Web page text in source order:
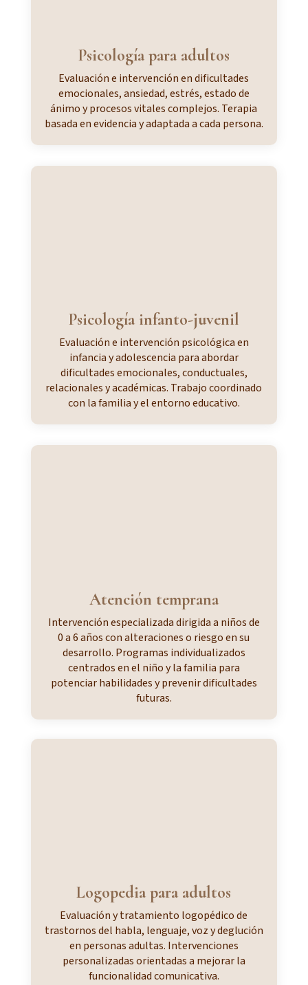
Psicología para adultos
Evaluación e intervención en dificultades
emocionales, ansiedad, estrés, estado de
ánimo y procesos vitales complejos. Terapia
basada en evidencia y adaptada a cada persona.
Psicología infanto-juvenil
Evaluación e intervención psicológica en
infancia y adolescencia para abordar
dificultades emocionales, conductuales,
relacionales y académicas. Trabajo coordinado
con la familia y el entorno educativo.
Atención temprana
Intervención especializada dirigida a niños de
0 a 6 años con alteraciones o riesgo en su
desarrollo. Programas individualizados
centrados en el niño y la familia para
potenciar habilidades y prevenir dificultades
futuras.
Logopedia para adultos
Evaluación y tratamiento logopédico de
trastornos del habla, lenguaje, voz y deglución
en personas adultas. Intervenciones
personalizadas orientadas a mejorar la
funcionalidad comunicativa.